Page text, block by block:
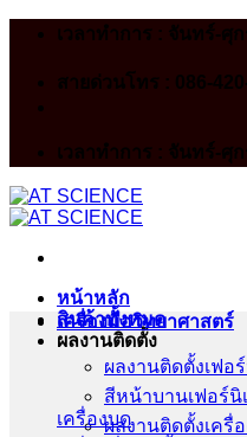
Skip
เวลาทำการ : จันทร์-ศุ
สายด่วนโทร : 086-
เวลาทำการ : จันทร์-ศุ
หน้าหลัก
สินค้าทั้งหมด
ผลงานติดตั้ง
ผลงานติดตั้งเฟอร์
สีหน้าบานเฟอร์นิเ
ผลงานติดตั้งเครื่
เครื่องมือวิทยาศาสตร์
เครื่องบด